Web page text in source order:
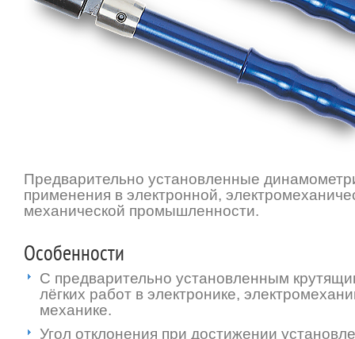
Предварительно установленные
применения в электронной,
механической промышленности.
Особенности
С предварительно установленным
лёгких работ в электронике,
механике.
Угол отклонения при достижении